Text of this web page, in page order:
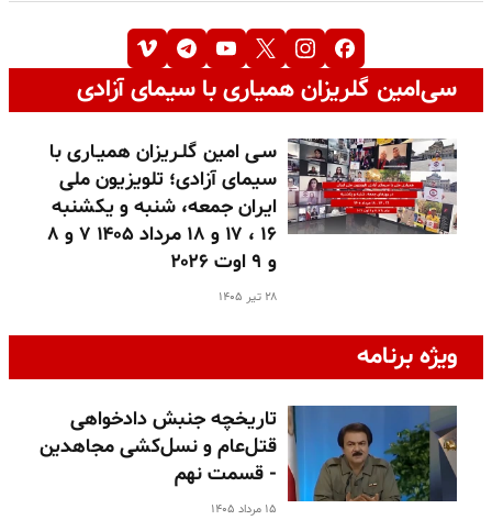
سی‌امین گلریزان همیاری با سیمای آزادی
سـی امین گلـریزان همیـاری با
سیمای آزادی؛ تلویزیون ملی
ایران جمعه، شنبه و یکشنبه
۱۶ ، ۱۷ و ۱۸ مرداد ۱۴۰۵ ۷ و ۸
و ۹ اوت ۲۰۲۶
۲۸ تیر ۱۴۰۵
ویژه برنامه
تاریخچه جنبش دادخواهی
قتل‌عام و نسل‌کشی مجاهدین
- قسمت نهم
۱۵ مرداد ۱۴۰۵